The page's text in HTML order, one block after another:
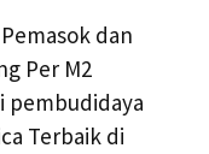
dan
Per M2
pembudidaya
Terbaik di